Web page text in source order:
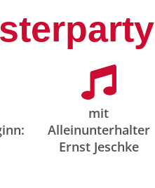
mit
Alleinunterhalter
Ernst Jeschke